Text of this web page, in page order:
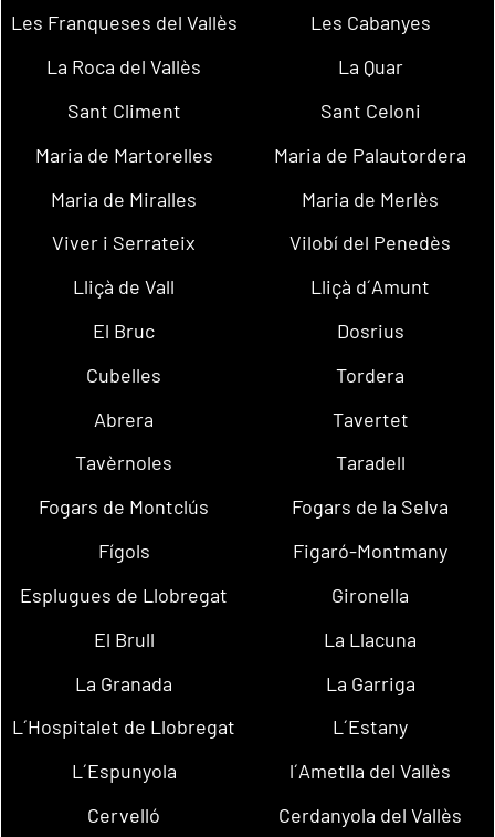
Les Franqueses del Vallès
Les Cabanyes
La Roca del Vallès
La Quar
Sant Climent
Sant Celoni
Maria de Martorelles
Maria de Palautordera
Maria de Miralles
Maria de Merlès
Viver i Serrateix
Vilobí del Penedès
Lliçà de Vall
Lliçà d´Amunt
El Bruc
Dosrius
Cubelles
Tordera
Abrera
Tavertet
Tavèrnoles
Taradell
Fogars de Montclús
Fogars de la Selva
Fígols
Figaró-Montmany
Esplugues de Llobregat
Gironella
El Brull
La Llacuna
La Granada
La Garriga
L´Hospitalet de Llobregat
L´Estany
L´Espunyola
l´Ametlla del Vallès
Cervelló
Cerdanyola del Vallès